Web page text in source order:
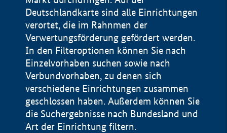
Deutschlandkarte sind alle Einrichtungen
verortet, die im Rahnmen der
Verwertungsförderung gefördert werden.
In den Filteroptionen können Sie nach
Einzelvorhaben suchen sowie nach
Verbundvorhaben, zu denen sich
verschiedene Einrichtungen zusammen
geschlossen haben. Außerdem können Sie
die Suchergebnisse nach Bundesland und
Art der Einrichtung filtern.